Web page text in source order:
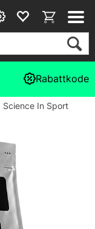
Rabattkode
Science In Sport